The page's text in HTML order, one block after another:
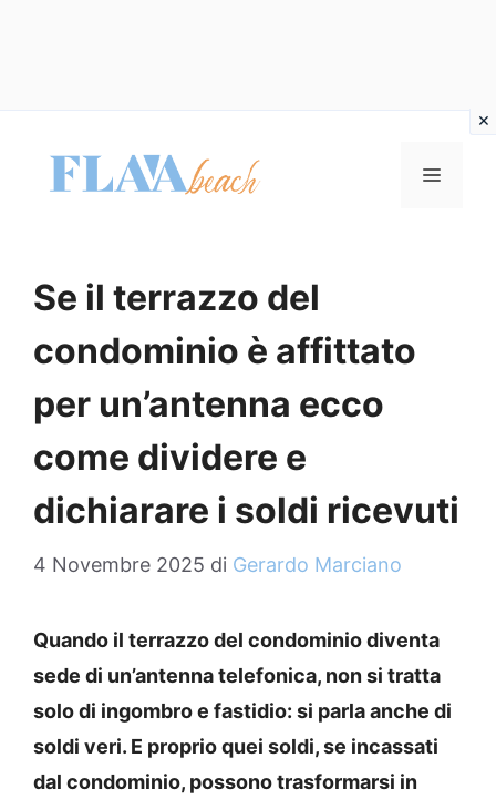
contenuto
MENU
Se il terrazzo del
condominio è affittato
per un’antenna ecco
come dividere e
dichiarare i soldi ricevuti
4 Novembre 2025 di Gerardo Marciano
Quando il terrazzo del condominio diventa
sede di un’antenna telefonica, non si tratta
solo di ingombro e fastidio: si parla anche di
soldi veri. E proprio quei soldi, se incassati
dal condominio, possono trasformarsi in